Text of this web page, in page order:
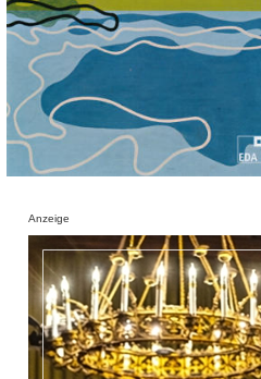
Anzeige